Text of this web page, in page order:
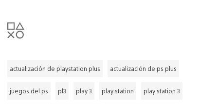
actualización de playstation plus actualización de ps plus
juegos del ps pl3 play 3 play station play station 3